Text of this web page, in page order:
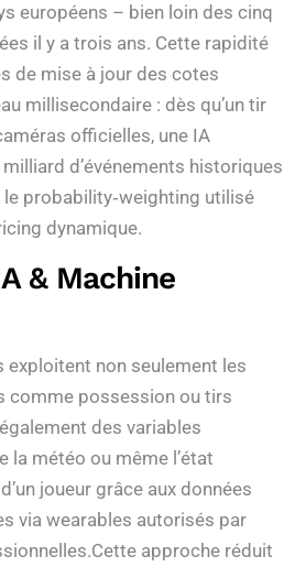
européens – bien loin des cinq
il y a trois ans. Cette rapidité
de mise à jour des cotes
millisecondaire : dès qu’un tir
officielles, une IA
d’événements historiques
probability‑weighting utilisé
dynamique.
& Machine
non seulement les
comme possession ou tirs
des variables
la météo ou même l’état
joueur grâce aux données
via wearables autorisés par
approche réduit